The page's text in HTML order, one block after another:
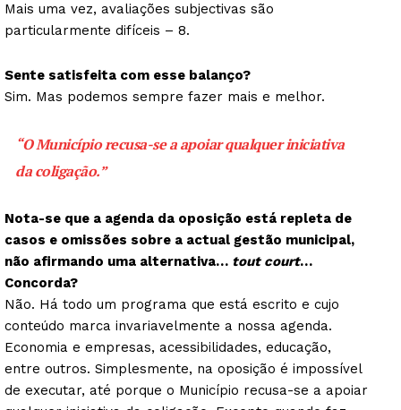
Mais uma vez, avaliações subjectivas são
particularmente difíceis – 8.
Sente satisfeita com esse balanço?
Sim. Mas podemos sempre fazer mais e melhor.
“O Município recusa-se a apoiar qualquer iniciativa
da coligação.”
Nota-se que a agenda da oposição está repleta de
casos e omissões sobre a actual gestão municipal,
não afirmando uma alternativa… tout court…
Concorda?
Não. Há todo um programa que está escrito e cujo
conteúdo marca invariavelmente a nossa agenda.
Economia e empresas, acessibilidades, educação,
entre outros. Simplesmente, na oposição é impossível
de executar, até porque o Município recusa-se a apoiar